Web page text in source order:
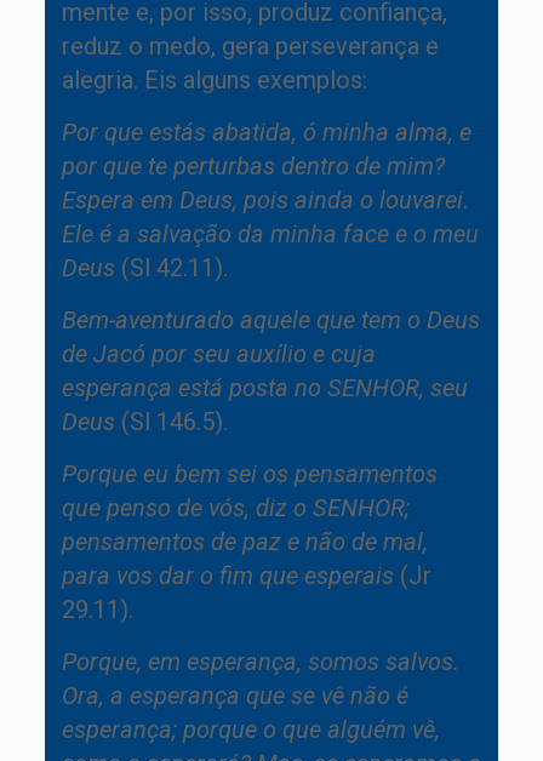
mente e, por isso, produz confiança,
reduz o medo, gera perseverança e
alegria. Eis alguns exemplos:
Por que estás abatida, ó minha alma, e
por que te perturbas dentro de mim?
Espera em Deus, pois ainda o louvarei.
Ele é a salvação da minha face e o meu
Deus (Sl 42.11).
Bem-aventurado aquele que tem o Deus
de Jacó por seu auxílio e cuja
esperança está posta no SENHOR, seu
Deus (Sl 146.5).
Porque eu bem sei os pensamentos
que penso de vós, diz o SENHOR;
pensamentos de paz e não de mal,
para vos dar o fim que esperais (Jr
29.11).
Porque, em esperança, somos salvos.
Ora, a esperança que se vê não é
esperança; porque o que alguém vê,